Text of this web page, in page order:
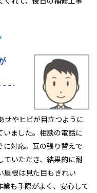
せやヒビが目立つように
いました。相談の電話に
に対応。瓦の張り替えで
ていただき、結果的に耐
屋根は見た目もきれい
も手際がよく、安心して